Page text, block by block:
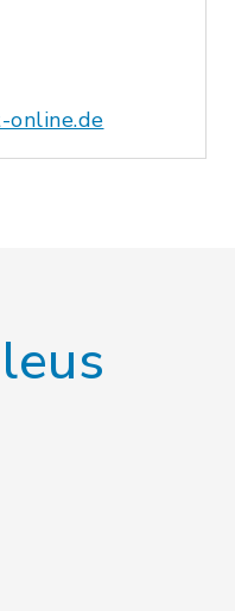
online.de